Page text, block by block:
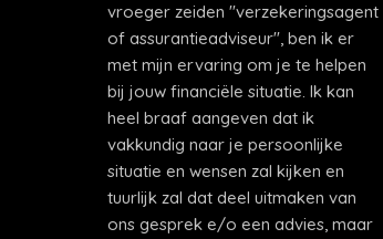
vroeger zeiden "verzekeringsagent
of assurantieadviseur", ben ik er
met mijn ervaring om je te helpen
bij jouw financiële situatie. Ik kan
heel braaf aangeven dat ik
vakkundig naar je persoonlijke
situatie en wensen zal kijken en
tuurlijk zal dat deel uitmaken van
ons gesprek e/o een advies, maar